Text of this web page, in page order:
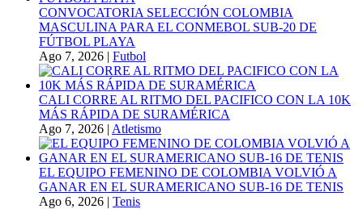
CONVOCATORIA SELECCIÓN COLOMBIA
MASCULINA PARA EL CONMEBOL SUB-20 DE
FÚTBOL PLAYA
Ago 7, 2026 | Futbol
CALI CORRE AL RITMO DEL PACIFICO CON LA 10K
MÁS RÁPIDA DE SURAMÉRICA
Ago 7, 2026 | Atletismo
EL EQUIPO FEMENINO DE COLOMBIA VOLVIÓ A
GANAR EN EL SURAMERICANO SUB-16 DE TENIS
Ago 6, 2026 | Tenis